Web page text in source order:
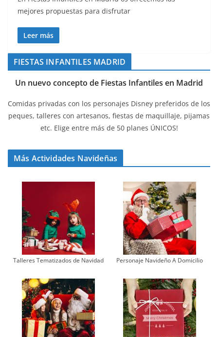
mejores propuestas para disfrutar
Leer más
FIESTAS INFANTILES MADRID
Un nuevo concepto de Fiestas Infantiles en Madrid
Comidas privadas con los personajes Disney preferidos de los
peques, talleres con artesanos, fiestas de maquillaje, pijamas
etc. Elige entre más de 50 planes ÚNICOS!
Más Actividades Navideñas
Talleres Tematizados de Navidad Personaje Navideño A Domicilio